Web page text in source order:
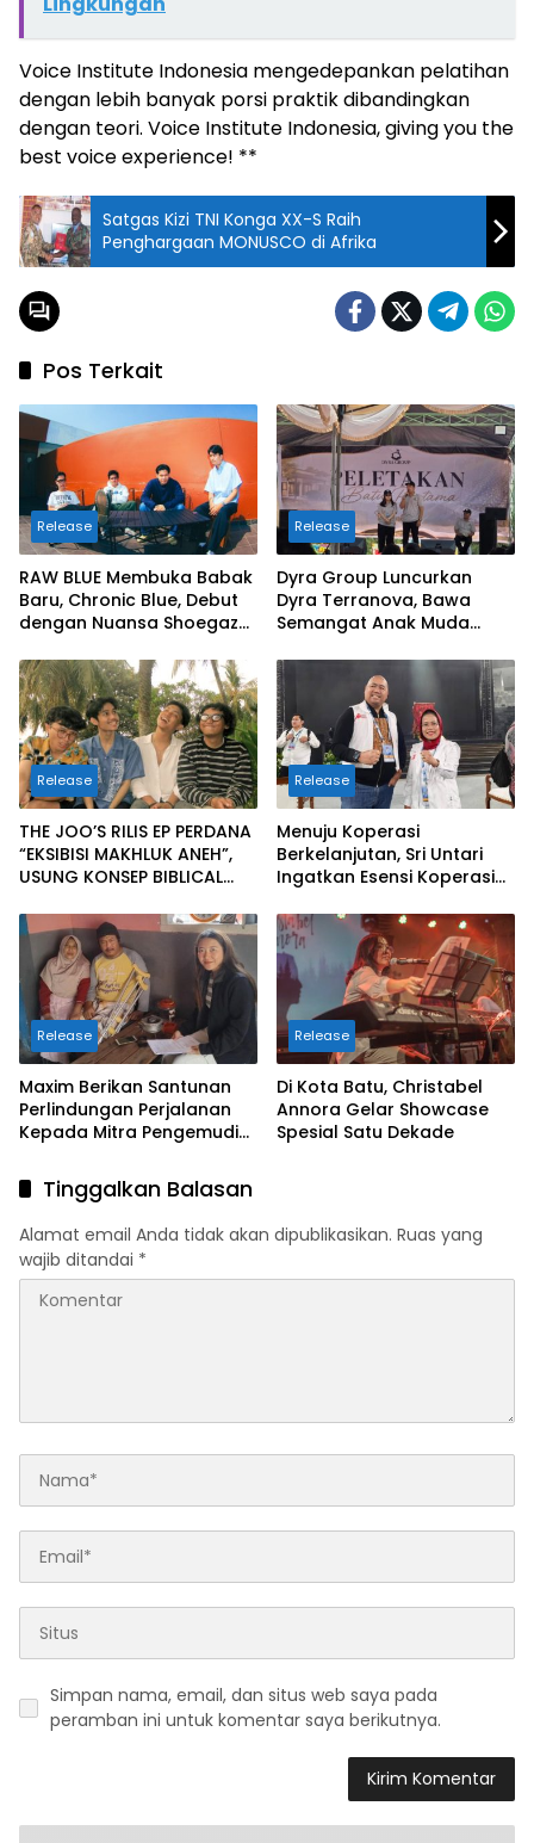
Voice Institute Indonesia mengedepankan pelatihan
dengan lebih banyak porsi praktik dibandingkan
dengan teori. Voice Institute Indonesia, giving you the
best voice experience! **
Satgas Kizi TNI Konga XX-S Raih
Penghargaan MONUSCO di Afrika
Pos Terkait
Release
RAW BLUE Membuka Babak
Baru, Chronic Blue, Debut
dengan Nuansa Shoegaze
Release
Dyra Group Luncurkan
Dyra Terranova, Bawa
Semangat Anak Muda
Properti Batam
Release
THE JOO’S RILIS EP PERDANA
“EKSIBISI MAKHLUK ANEH”,
USUNG KONSEP BIBLICAL
Release
Menuju Koperasi
Berkelanjutan, Sri Untari
Ingatkan Esensi Koperasi
Release
Maxim Berikan Santunan
Perlindungan Perjalanan
Kepada Mitra Pengemudi
Release
Di Kota Batu, Christabel
Annora Gelar Showcase
Spesial Satu Dekade
Tinggalkan Balasan
Alamat email Anda tidak akan dipublikasikan. Ruas yang
wajib ditandai *
Simpan nama, email, dan situs web saya pada
peramban ini untuk komentar saya berikutnya.